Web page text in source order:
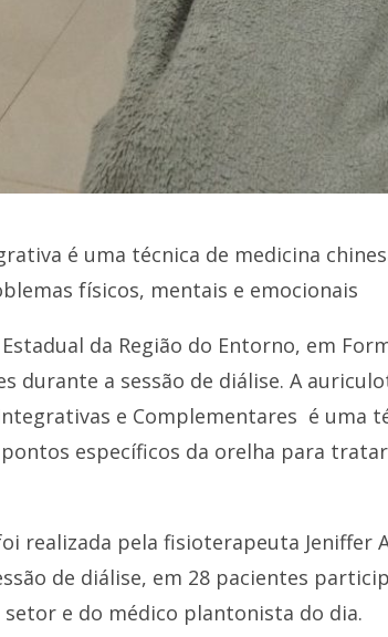
é uma técnica de medicina
físicos, mentais e emocionais
da Região do Entorno, em
durante a sessão de diálise. A
e Complementares é uma
específicos da orelha para
realizada pela fisioterapeuta Jeniffer
de diálise, em 28 pacientes
e do médico plantonista do dia.